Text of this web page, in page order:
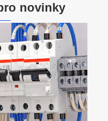
novinky